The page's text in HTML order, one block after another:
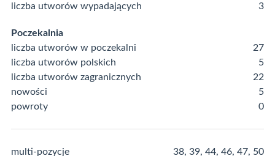
liczba utworów wypadających
3
Poczekalnia
liczba utworów w poczekalni
27
liczba utworów polskich
5
liczba utworów zagranicznych
22
nowości
5
powroty
0
multi-pozycje 38, 39, 44, 46, 47, 50